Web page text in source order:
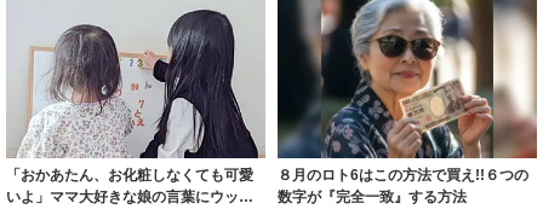
「おかあたん、お化粧しなくても可愛
いよ」ママ大好きな娘の言葉にウッキ
８月のロト6はこの方法で買え!!６つの
数字が『完全一致』する方法